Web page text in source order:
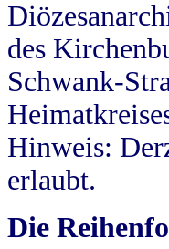
des
Schwank-
Hinweis:
erlaubt.
Die